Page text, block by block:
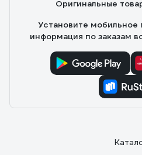
Оригинальные
Установите мобильное
информация по заказам